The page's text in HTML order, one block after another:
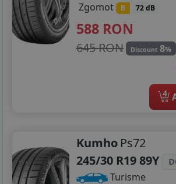
Zgomot B 72 dB
588 RON
645 RON Discount 8%
4
Kumho Ps72
245/30 R19 89Y
Turisme